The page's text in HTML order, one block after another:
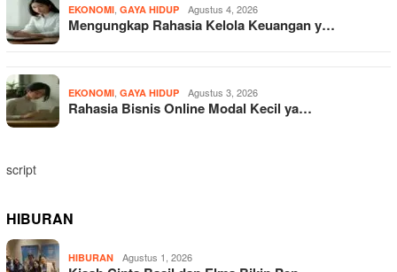
EKONOMI GAYA HIDUP Agustus 4, 2026
Mengungkap Rahasia Kelola Keuangan y…
EKONOMI GAYA HIDUP Agustus 3, 2026
Rahasia Bisnis Online Modal Kecil ya…
script
HIBURAN
HIBURAN Agustus 1, 2026